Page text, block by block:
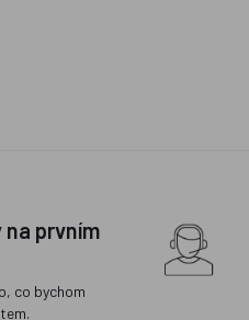
na prvním
co bychom